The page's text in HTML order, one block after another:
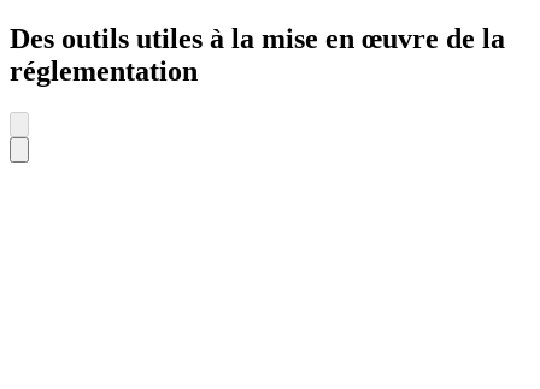
Des outils utiles à la mise en œuvre de la
réglementation